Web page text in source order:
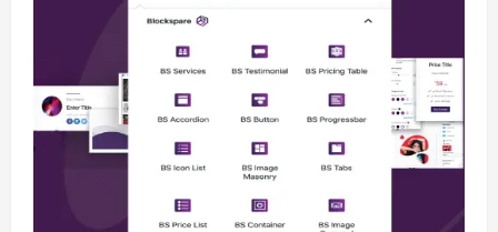
Berita
BMP Kecam Aksi KNPB, Serukan
Persatuan Demi Papua yang Kondusif
August 6, 2026